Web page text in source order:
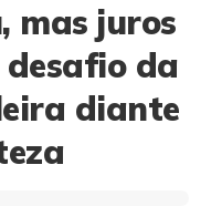
mas juros
desafio da
diante